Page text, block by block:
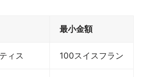
最小金額
ィス 100スイスフラン